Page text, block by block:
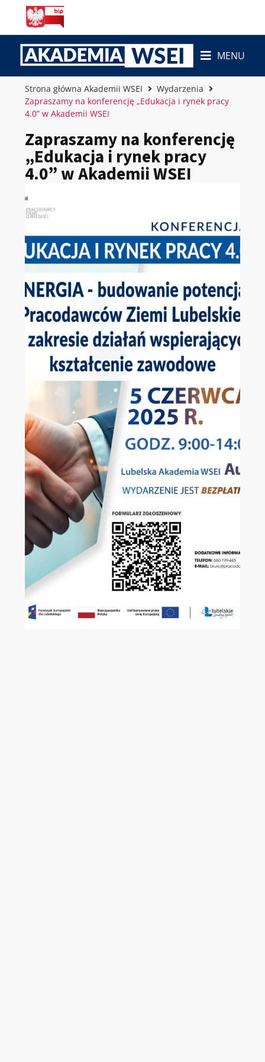
MENU
Strona główna Akademii WSEI
Wydarzenia
Zapraszamy na konferencję „Edukacja i rynek pracy
4.0” w Akademii WSEI
Zapraszamy na konferencję
„Edukacja i rynek pracy
4.0” w Akademii WSEI